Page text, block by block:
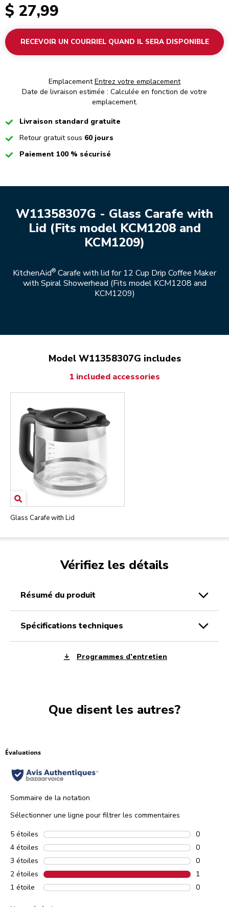
$ 27,99
RECEVOIR UN COURRIEL QUAND IL SERA DISPONIBLE
Emplacement Entrez votre emplacement
Date de livraison estimée : Calculée en fonction de votre
emplacement.
CheckedLivraison standard gratuite
CheckedRetour gratuit sous 60 jours
CheckedPaiement 100 % sécurisé
W11358307G - Glass Carafe with
Lid (Fits model KCM1208 and
KCM1209)
KitchenAid® Carafe with lid for 12 Cup Drip Coffee Maker
with Spiral Showerhead (Fits model KCM1208 and
KCM1209)
Model W11358307G includes
1 included accessories
Glass Carafe with Lid
Vérifiez les détails
résumé du produit
spécifications techniques
Programmes d’entretien
Que disent les autres?
Évaluations
Sommaire de la notation
Sélectionner une ligne pour filtrer les commentaires
5 étoiles étoiles
0
0
4 étoiles étoiles
0
0
3 étoiles étoiles
0
0
2 étoiles étoiles
1
1
1 étoile étoiles
0